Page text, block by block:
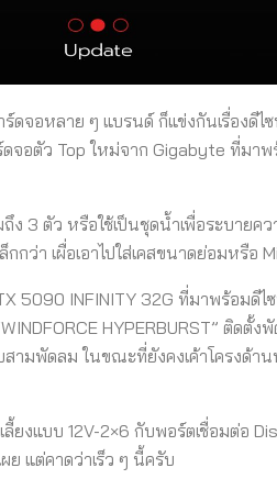
จอหลาย ๆ แบรนด์ ก็แข่งกันเรื่องดีไ
ดจอตัว Top ใหม่จาก Gigabyte ที่ม
3 ตัว หรือใช้เป็นชุดน้ำเพื่อระบายค
ว่า เผื่อเอาไปใส่เคสขนาดย่อมหรือ
5090 INFINITY 32G ที่มาพร้อมดี
HYPERBURST” ติดตั้ง
สามพัดลม ในขณะที่ยังคงเค้าโครงด้า
งแบบ 12V-2×6 กับพอร์ตเชื่อมต่อ
ย แต่คาดว่าเร็ว ๆ นี้ครับ